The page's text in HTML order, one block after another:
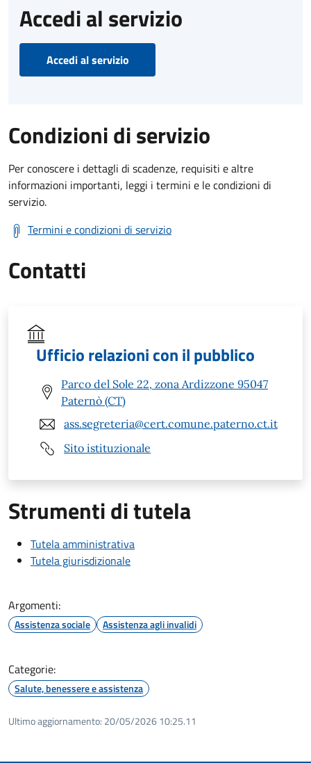
Accedi al servizio
Accedi al servizio
Condizioni di servizio
Per conoscere i dettagli di scadenze, requisiti e altre
informazioni importanti, leggi i termini e le condizioni di
servizio.
Termini e condizioni di servizio
Contatti
Ufficio relazioni con il pubblico
Parco del Sole 22, zona Ardizzone 95047
Paternò (CT)
ass.segreteria@cert.comune.paterno.ct.it
Sito istituzionale
Strumenti di tutela
Tutela amministrativa
Tutela giurisdizionale
Argomenti:
Assistenza sociale Assistenza agli invalidi
Categorie:
Salute, benessere e assistenza
Ultimo aggiornamento: 20/05/2026 10:25.11